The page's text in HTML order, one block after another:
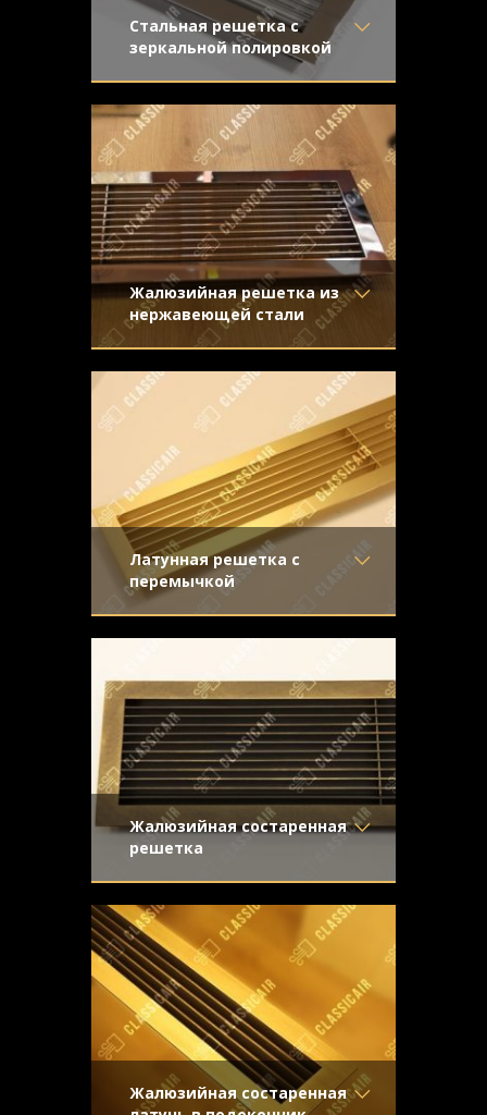
Стальная решетка с
зеркальной полировкой
Материал- Нержавеющая
сталь
Отделка
- Полированная
нержавейка
Узор-
Конструкция- Жалюзи
производстве, но обладает
неповторимым внешним видом.
Зеркальная
Жалюзийная решетка из
нержавеющей стали
Материал- Нержавеющая
сталь
Отделка
- Полированная
нержавейка
Конструкция
- Жалюзи
дорогой и изысканный декоративный
аксессуар. Мы предложили клиенту
Латунная решетка с
перемычкой
Материал- Латунь
Отделка- Шлифованная
Узор-
Конструкция- Жалюзи
подоконниками
Жалюзийная состаренная
решетка
Материал- Латунь
Отделка- Старение с
эффектом затёртости
Узор-
Конструкция- Жалюзи
латуни для применения в системе
принудительной вентиляции и
кондиционирования
Жалюзийная состаренная